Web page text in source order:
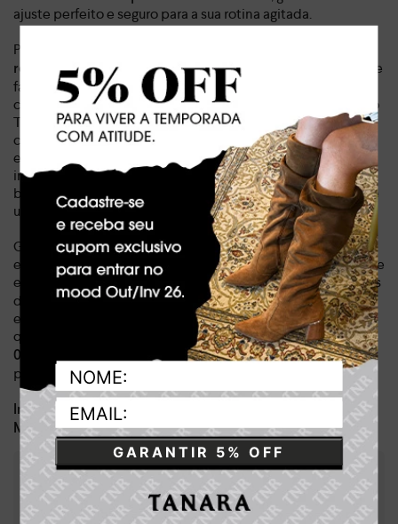
GARANTIR 5% OFF
ajuste perfeito e seguro para a sua rotina agitada.
Priorize seu conforto sem abrir mão da tendência!
robusta, com 5,60 cm de altura, além de adicionar um toque
fashion ao seu look, proporciona uma pisada mais estável e
confortável. Perfeito para o dia a dia e momentos de lazer, o
Tênis Tanara Bege é o seu aliado versátil para transitar entre
compromissos urbanos e encontros casuais com facilidade
e elegância. Este é o investimento que eleva
instantaneamente qualquer produção, transformando o
básico em memorável. Sinta a diferença de um calçado que
une performance e glamour em um só par.
Garanta agora o seu Tênis Sapatilha Tanara Bege e
experimente a liberdade de um estilo de vida mais prático e
estiloso! Este
é o calçado curingaque otimiza suas escolhas
diárias, permitindo que você se sinta confiante e poderosa
em todas as ocasiões. Compre online e aproveite a
qualidade e o design inovador da Tanara.O peso ideal de
0,879 kg
atesta sua estrutura, pensada para o uso
prolongado.
Indicado para:Dia a dia, lazer
Material:Sintético, couro e tecido
Altura do salto : 1,00 cm
Altura da sola: 5,60 cm